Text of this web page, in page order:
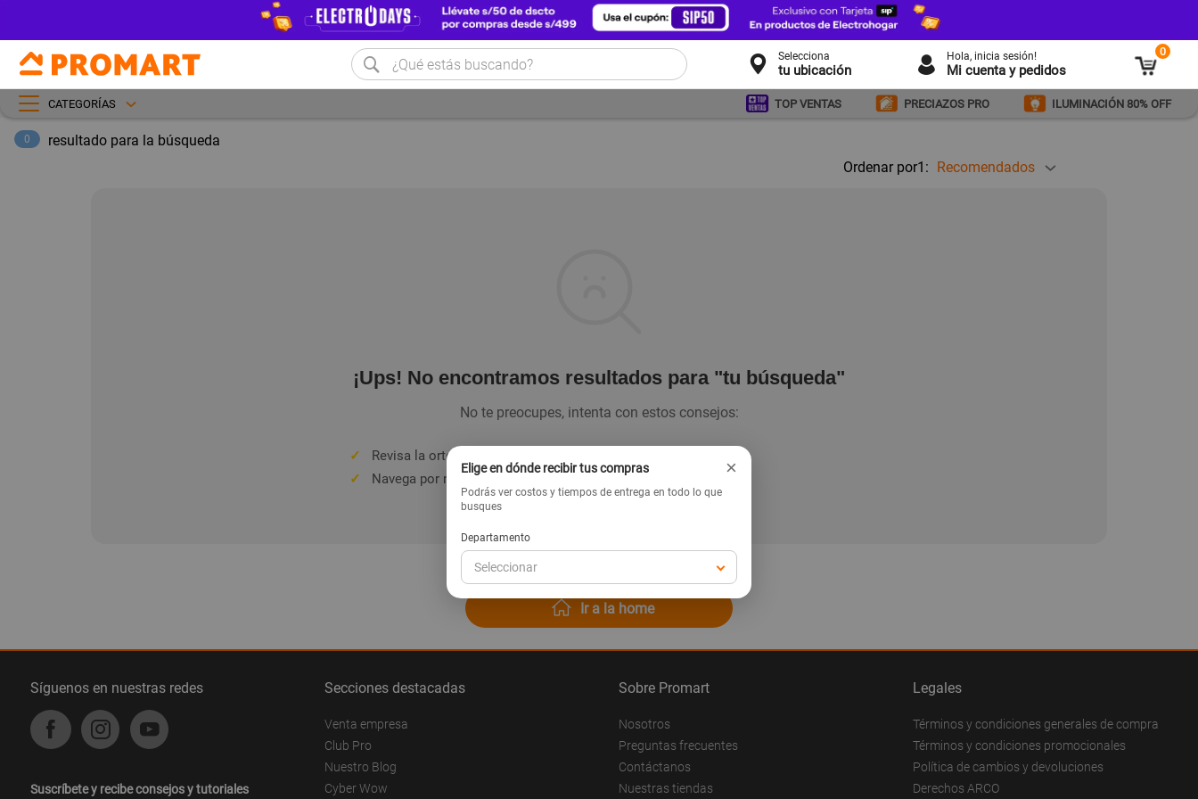
Selecciona
tu ubicación
Hola, inicia sesión!
Mi cuenta y pedidos
0
CATEGORÍAS TOP VENTAS PRECIAZOS PRO ILUMINACIÓN 80% OFF
0
resultado para la búsqueda
Ordenar por1: Recomendados
¡Ups! No encontramos resultados para "tu búsqueda"
No te preocupes, intenta con estos consejos:
✓
Revisa la ortografía de la palabra.
✓
Navega por nuestras categorías en el menú.
Ir a la home
Síguenos en nuestras redes
Suscríbete y recibe consejos y tutoriales
Secciones destacadas
Venta empresa
Club Pro
Nuestro Blog
Cyber Wow
Sobre Promart
Nosotros
Preguntas frecuentes
Contáctanos
Nuestras tiendas
Legales
Términos y condiciones generales de compra
Términos y condiciones promocionales
Política de cambios y devoluciones
Derechos ARCO
Elige en dónde recibir tus compras ×
Podrás ver costos y tiempos de entrega en todo lo que
busques
Departamento
Seleccionar